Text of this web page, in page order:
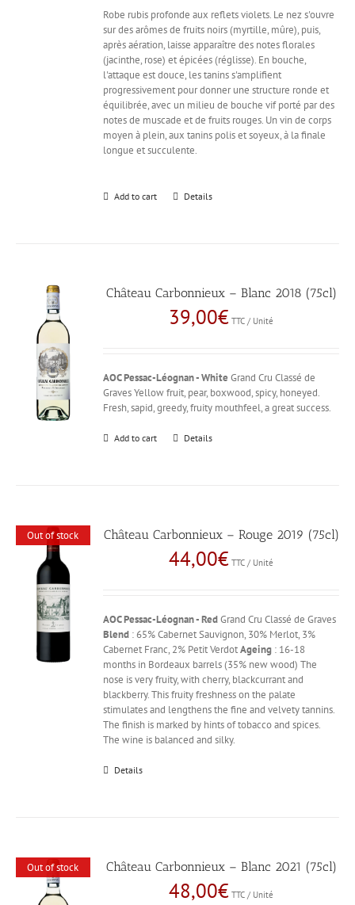
Robe rubis profonde aux reflets violets. Le nez s'ouvre
sur des arômes de fruits noirs (myrtille, mûre), puis,
après aération, laisse apparaître des notes florales
(jacinthe, rose) et épicées (réglisse). En bouche,
l'attaque est douce, les tanins s'amplifient
progressivement pour donner une structure ronde et
équilibrée, avec un milieu de bouche vif porté par des
notes de muscade et de fruits rouges. Un vin de corps
moyen à plein, aux tanins polis et soyeux, à la finale
longue et succulente.
Add to cart Details
Château Carbonnieux – Blanc 2018 (75cl)
39,00€ TTC / Unité
AOC Pessac-Léognan - White Grand Cru Classé de
Graves Yellow fruit, pear, boxwood, spicy, honeyed.
Fresh, sapid, greedy, fruity mouthfeel, a great success.
Add to cart Details
Out of stock Château Carbonnieux – Rouge 2019 (75cl)
44,00€ TTC / Unité
AOC Pessac-Léognan - RedGrand Cru Classé de Graves
Blend : 65% Cabernet Sauvignon, 30% Merlot, 3%
Cabernet Franc, 2% Petit VerdotAgeing : 16-18
months in Bordeaux barrels (35% new wood) The
nose is very fruity, with cherry, blackcurrant and
blackberry. This fruity freshness on the palate
stimulates and lengthens the fine and velvety tannins.
The finish is marked by hints of tobacco and spices.
The wine is balanced and silky.
Details
Out of stock Château Carbonnieux – Blanc 2021 (75cl)
48,00€ TTC / Unité